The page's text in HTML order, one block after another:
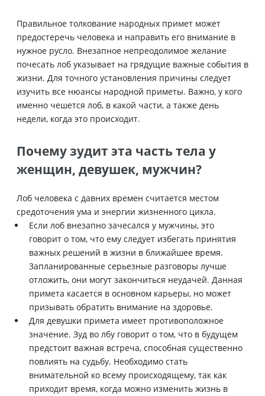
Правильное толкование народных примет может
предостеречь человека и направить его внимание в
нужное русло. Внезапное непреодолимое желание
почесать лоб указывает на грядущие важные события в
жизни. Для точного установления причины следует
изучить все нюансы народной приметы. Важно, у кого
именно чешется лоб, в какой части, а также день
недели, когда это происходит.
Почему зудит эта часть тела у
женщин, девушек, мужчин?
Лоб человека с давних времен считается местом
средоточения ума и энергии жизненного цикла.
Если лоб внезапно зачесался у мужчины, это
говорит о том, что ему следует избегать принятия
важных решений в жизни в ближайшее время.
Запланированные серьезные разговоры лучше
отложить, они могут закончиться неудачей. Данная
примета касается в основном карьеры, но может
призывать обратить внимание на здоровье.
Для девушки примета имеет противоположное
значение. Зуд во лбу говорит о том, что в будущем
предстоит важная встреча, способная существенно
повлиять на судьбу. Необходимо стать
внимательной ко всему происходящему, так как
приходит время, когда можно изменить жизнь в